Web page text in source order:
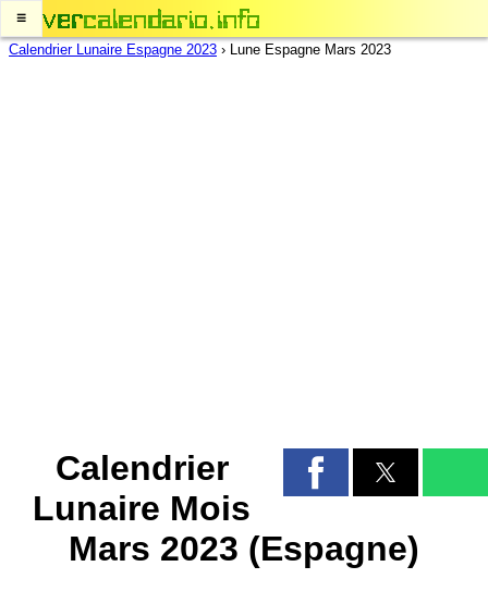
≡
Calendrier Lunaire Espagne 2023 › Lune Espagne Mars 2023
Calendrier
Lunaire Mois
Mars 2023 (Espagne)